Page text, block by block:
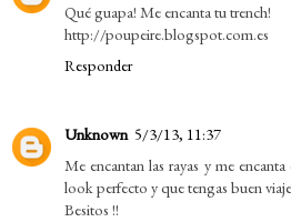
Qué guapa! Me encanta tu trench!
http://poupeire.blogspot.com.es
Responder
Unknown 5/3/13, 11:37
Me encantan las rayas y me
look perfecto y que tengas buen
Besitos !!